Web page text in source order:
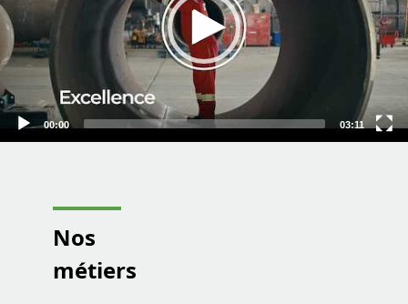
00:00 03:11
Nos
métiers